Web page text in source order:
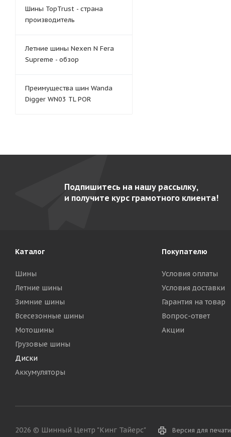
Шины TopTrust - страна
производитель
Летние шины Nexen N Fera
Supreme - обзор
Преимущества шин Wanda
Digger WN03 TL POR
Подпишитесь на нашу рассылку,
и получите курс грамотного клиента!
Каталог
Шины
Летние шины
Зимние шины
Всесезонные шины
Мотошины
Грузовые шины
Диски
Аккумуляторы
Покупателю
Условия оплаты
Условия доставки
Гарантия на товар
Вопрос-ответ
Акции
2026 © Шинный Центр "Кинг Тайерс" Версия для печати